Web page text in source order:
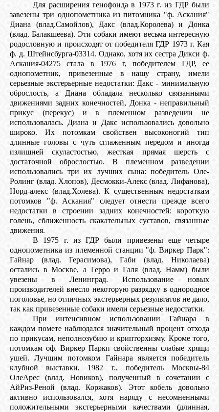
Для расширения генофонда в 1973 г. из ГДР были
завезены три однопометника из питомника "ф. Аскания"
Диана (влад.Самойлов), Дакс (влад.Коpолева) и Донка
(влад. Балакшеева). Эти собаки имеют весьма интересную
родословную и пpоисходят от победителя ГДР 1973 г. Кая
ф. д. Штейнсбурга-03314. Однако, хотя их сестра Дикси ф.
Аскания-04275 стала в 1976 г, победителем ГДР, ее
однопометник, привезенные в нашу страну, имели
серьезные экстерьерные недостатки: Дакс - минимальную
оброслость, а Диана обладала несколько связанными
движениями задних конечностей, Донка - неправильный
прикус (перекус) и в племенном разведении не
использовалась. Диана и Дакс использовались довольно
широко. Их потомкам свойствен высоконогий тип
длинные головы с чуть сглаженным передом и иногда
излишней скуластостью, жесткая прямая шерсть с
достаточной оброслостью. В племенном разведении
использовались три их лучших сына: победитель Оле-
Ролинг (влад. Хлопов), Десмокки-Алекс (влад. Лифанова),
Hоpд-алекс (влад.Холева). К существенным недостаткам
потомков "ф. Аскания" следует отнести прежде всего
недостатки в строении задних конечностей: короткую
голень, сближенность скакательных суставов, связанные
движения.
В 1975 г. из ГДР были привезены еще четыре
однопометника из племенной станции "ф. Виркер Парк":
Гайнар (влад. Герасимова), Габи (влад. Николаева)
остались в Москве, а Герро и Галя (влад. Намм) были
увезены в Ленинград. Использование новых
производителей внесло некоторую разрядку в однородное
поголовье, но отличных экстерьерных результатов не дало,
так как привезенные собаки имели серьезные недостатки.
При интенсивном использовании Гайнара в
каждом помете наблюдался значительный процент отхода
по прикусам, неполнозубию и крипторхизму. Кроме того,
потомкам оф. Виркер Паркп свойственны слабые хрящи
ушей. Лучшим потомком Гайнара является победитель
клубной выставки, 1982 г., победитель Москвы-84
ОлеАрес (влад. Новиков), полученный в сочетании с
АйРиз-Реной (влад. Коржаков). Этот кобель довольно
активно использовался, хотя наряду с несомненными
положительными экстерьерными качествами (длинная,